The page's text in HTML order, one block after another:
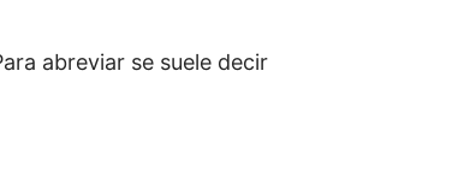
abreviar se suele decir